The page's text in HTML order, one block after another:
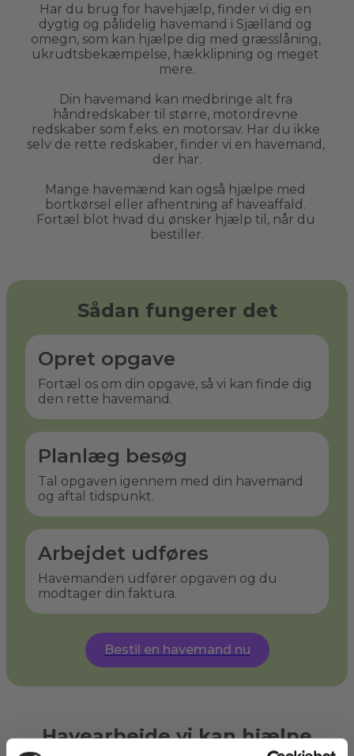
Har du brug for havehjælp, finder vi dig en
dygtig og pålidelig havemand i Sjælland og
omegn, som kan hjælpe dig med græsslåning,
ukrudtsbekæmpelse, hækklipning og meget
mere.
Din havemand kan medbringe alt fra
håndredskaber til større, motordrevne
redskaber som f.eks. en motorsav. Har du ikke
selv de rette redskaber, finder vi en havemand,
der har.
Mange havemænd kan også hjælpe med
bortkørsel eller afhentning af haveaffald.
Fortæl blot hvad du ønsker hjælp til, når du
bestiller.
Sådan fungerer det
Opret opgave
Fortæl os om din opgave, så vi kan finde dig
den rette havemand.
Planlæg besøg
Tal opgaven igennem med din havemand
og aftal tidspunkt.
Arbejdet udføres
Havemanden udfører opgaven og du
modtager din faktura.
Bestil en havemand nu
Havearbejde vi kan hjælpe